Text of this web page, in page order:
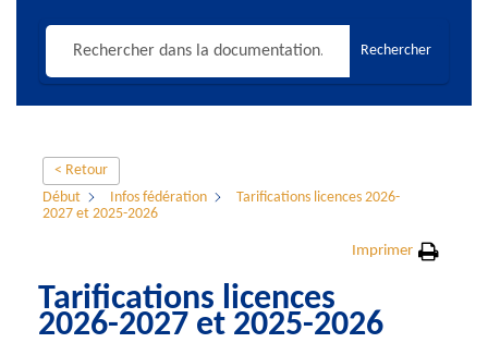
Rechercher
< Retour
Début
Infos fédération
Tarifications licences 2026-
2027 et 2025-2026
Imprimer
Tarifications licences
2026-2027 et 2025-2026